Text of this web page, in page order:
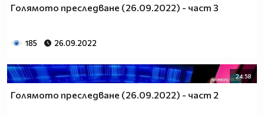
Голямото преследване (26.09.2022) - част 3
185 26.09.2022
24:58
Голямото преследване (26.09.2022) - част 2